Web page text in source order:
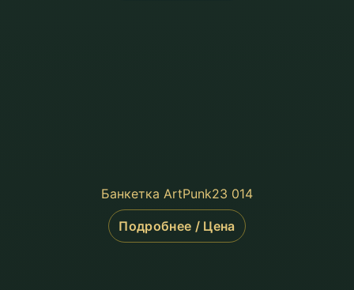
Банкетка ArtPunk23 014
Подробнее / Цена